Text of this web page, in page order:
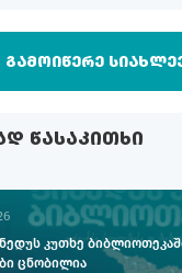
გამოიწერე
ᲬᲐᲡᲐᲙᲘᲗᲮᲘ
კუთხე
ცნობილია